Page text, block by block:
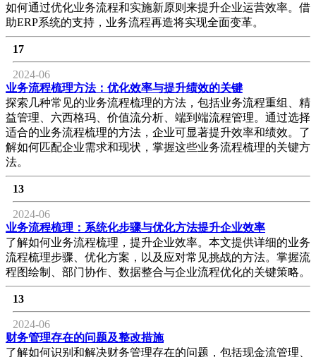
如何通过优化业务流程和实施新原则来提升企业运营效率。借
助ERP系统的支持，业务流程再造将实现全面变革。
17
2024-06
业务流程梳理方法：优化效率与提升绩效的关键
探索几种常见的业务流程梳理的方法，包括业务流程重组、精
益管理、六西格玛、价值流分析、端到端流程管理。通过选择
适合的业务流程梳理的方法，企业可显著提升效率和绩效。了
解如何匹配企业需求和现状，掌握这些业务流程梳理的关键方
法。
13
2024-06
业务流程梳理：系统化步骤与优化方法提升企业效率
了解如何业务流程梳理，提升企业效率。本文提供详细的业务
流程梳理步骤、优化方案，以及应对常见挑战的方法。掌握流
程图绘制、部门协作、数据整合与企业流程优化的关键策略。
13
2024-06
财务管理存在的问题及整改措施
了解如何识别和解决财务管理存在的问题，包括现金流管理、